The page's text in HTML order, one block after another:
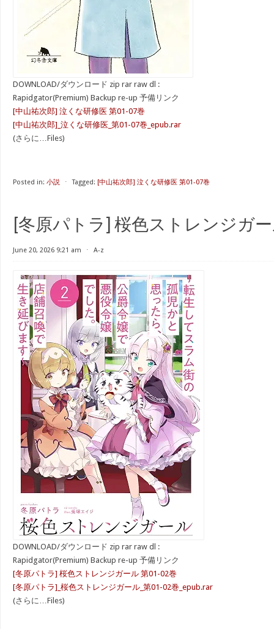
DOWNLOAD/ダウンロード zip rar raw dl :
Rapidgator(Premium) Backup re-up 予備リンク
[中山祐次郎] 泣くな研修医 第01-07巻
[中山祐次郎]_泣くな研修医_第01-07巻_epub.rar
(さらに…Files)
Posted in: 小説 ⋅ Tagged: [中山祐次郎] 泣くな研修医 第01-07巻
[冬原パトラ] 桜色ストレンジガー
June 20, 2026 9:21 am ⋅ A-z
DOWNLOAD/ダウンロード zip rar raw dl :
Rapidgator(Premium) Backup re-up 予備リンク
[冬原パトラ] 桜色ストレンジガール 第01-02巻
[冬原パトラ]_桜色ストレンジガール_第01-02巻_epub.rar
(さらに…Files)